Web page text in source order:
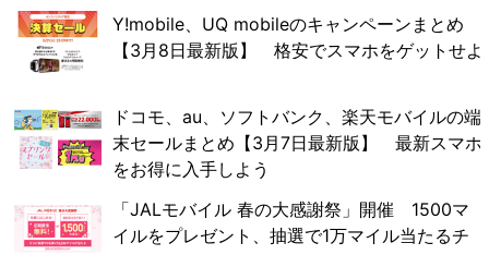
Y!mobile、UQ mobileのキャンペーンまとめ
【3月8日最新版】 格安でスマホをゲットせよ
ドコモ、au、ソフトバンク、楽天モバイルの端
末セールまとめ【3月7日最新版】 最新スマホ
をお得に入手しよう
「JALモバイル 春の大感謝祭」開催 1500マ
イルをプレゼント、抽選で1万マイル当たるチ